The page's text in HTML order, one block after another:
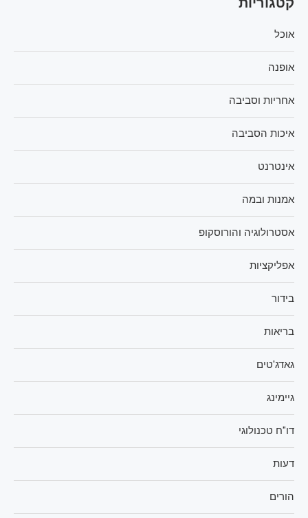
אוכל
אופנה
אחריות וסביבה
איכות הסביבה
אינטרנט
אמנות ובמה
אסטרולוגיה והורוסקופ
אפליקציות
בידור
בריאות
גאדג'טים
גיימינג
דו"ח טכנולוגי
דעות
הורים